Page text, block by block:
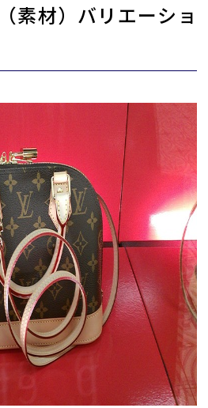
素材）バリエーショ